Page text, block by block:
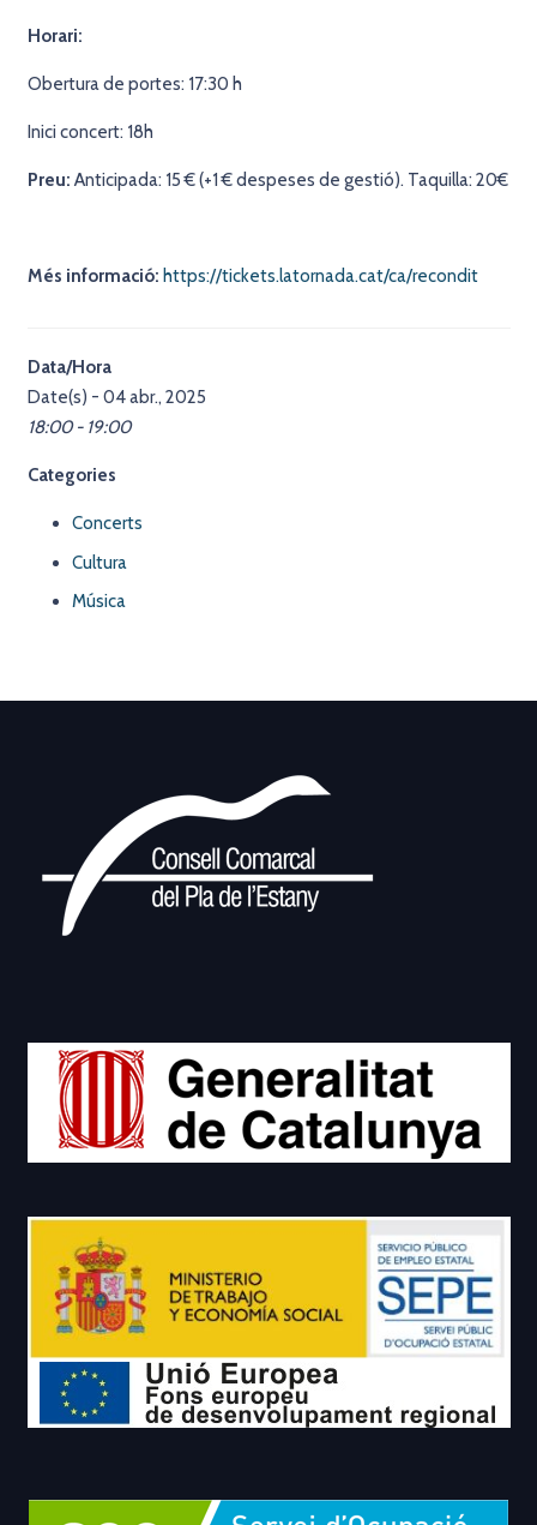
Horari:
Obertura de portes: 17:30 h
Inici concert: 18h
Preu: Anticipada: 15 € (+1 € despeses de gestió). Taquilla: 20€
Més informació: https://tickets.latornada.cat/ca/recondit
Data/Hora
Date(s) - 04 abr., 2025
18:00 - 19:00
Categories
Concerts
Cultura
Música